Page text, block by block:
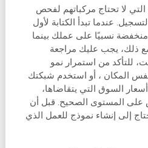
التي لا تحتاج مركباتهم لفحص
من التسجيل. عندما تبدأ الكتابة لأول
نسبيًا على عملك بينما
ذلك، يجب عليك مراجعة
للتأكد من استمرار نمو
المكان ، أو استخدم شبكتك
السوق التي يتقاضاها،
على المستوى الصحيح. قبل أن
إلى إنشاء نموذج للعمل الذي